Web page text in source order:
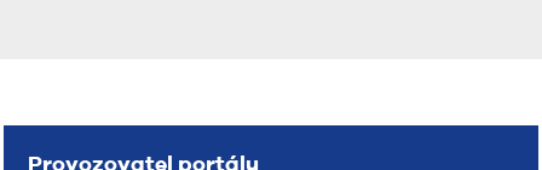
Provozovatel portálu